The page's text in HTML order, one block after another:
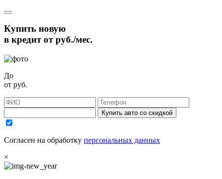
Купить новую
в кредит отруб./мес.
До
от руб.
Купить авто со скидкой
Согласен на обработку персональных данных
×